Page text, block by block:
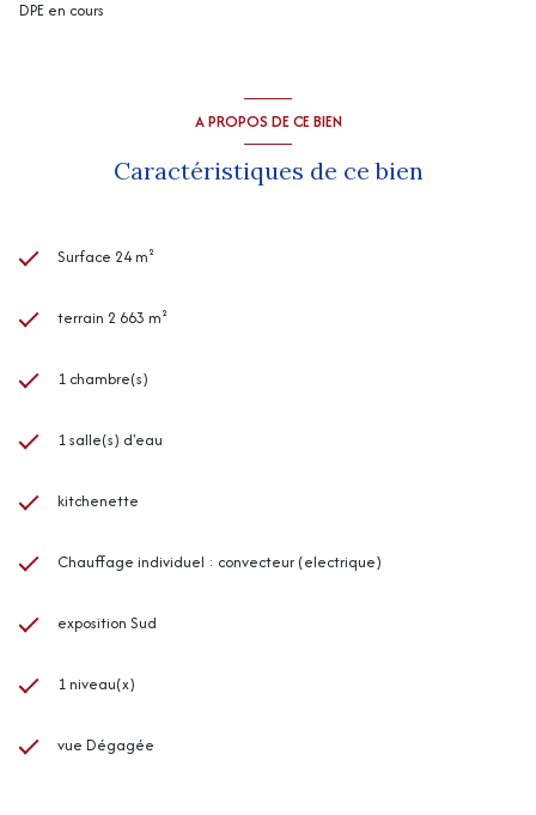
DPE en cours
A PROPOS DE CE BIEN
Caractéristiques de ce bien
Surface 24 m²
terrain 2 663 m²
1 chambre(s)
1 salle(s) d'eau
kitchenette
Chauffage individuel : convecteur (electrique)
exposition Sud
1 niveau(x)
vue Dégagée